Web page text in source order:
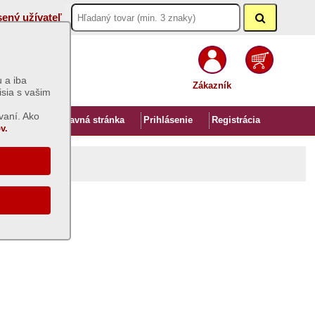
užívateľ
Zákazník
Úvod Hlavná stránka Prihlásenie Registrácia
a iba
s vašim
Ako